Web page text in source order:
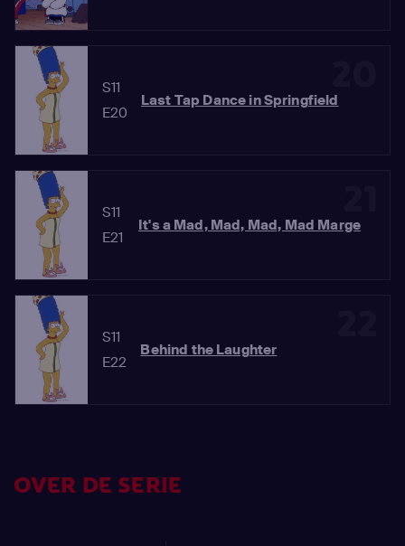
S11
E20
Last Tap Dance in Springfield
S11
E21
It's a Mad, Mad, Mad, Mad Marge
S11
E22
Behind the Laughter
OVER DE SERIE